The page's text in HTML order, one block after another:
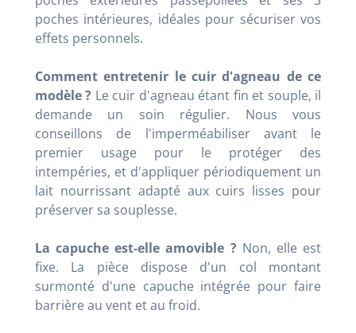
poches intérieures, idéales pour sécuriser vos
effets personnels.
Comment entretenir le cuir d'agneau de ce
modèle ? Le cuir d'agneau étant fin et souple, il
demande un soin régulier. Nous vous
conseillons de l'imperméabiliser avant le
premier usage pour le protéger des
intempéries, et d'appliquer périodiquement un
lait nourrissant adapté aux cuirs lisses pour
préserver sa souplesse.
La capuche est-elle amovible ? Non, elle est
fixe. La pièce dispose d'un col montant
surmonté d'une capuche intégrée pour faire
barrière au vent et au froid.